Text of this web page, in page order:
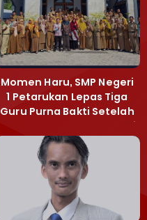
Momen Haru, SMP Negeri
1 Petarukan Lepas Tiga
Guru Purna Bakti Setelah
Puluhan Tahun Mengabdi